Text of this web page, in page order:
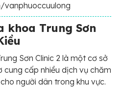
vanphuoccuulong
khoa Trung Sơn
Sơn Clinic 2 là một cơ sở
cung cấp nhiều dịch vụ chăm
người dân trong khu vực.